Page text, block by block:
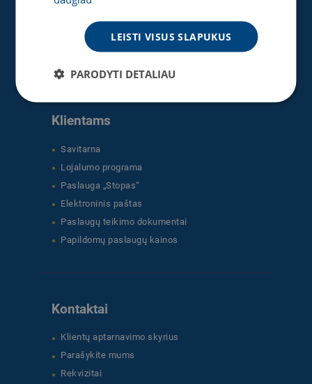
Greičio matuoklė
Klientams
Savitarna
Lojalumo programa
Paslauga „Stopas“
Elektroninis paštas
Paslaugų teikimo dokumentai
Papildomų paslaugų kainos
Kontaktai
Klientų aptarnavimo skyrius
Parašykite mums
Rekvizitai
LEISTI VISUS SLAPUKUS
PARODYTI DETALIAU